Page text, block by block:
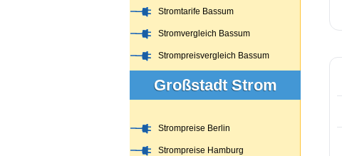
Stromtarife Bassum
Stromvergleich Bassum
Strompreisvergleich Bassum
Großstadt Strom
Strompreise Berlin
Strompreise Hamburg